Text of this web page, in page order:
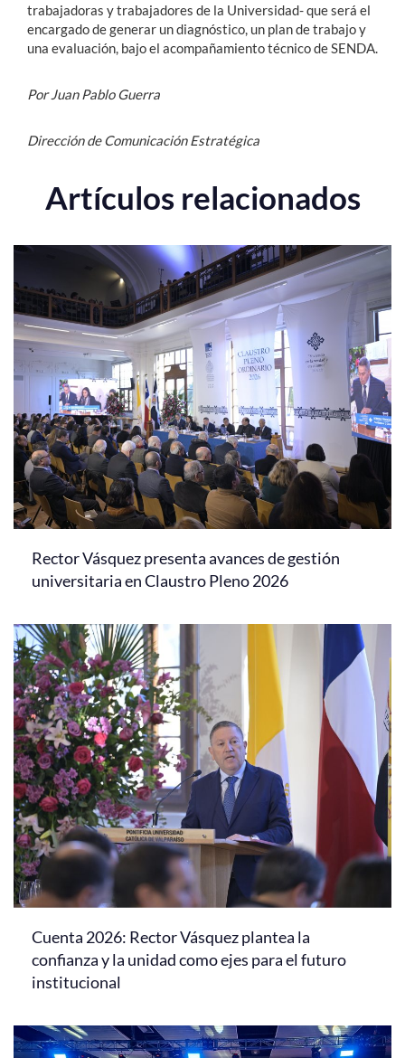
trabajadoras y trabajadores de la Universidad- que será el
encargado de generar un diagnóstico, un plan de trabajo y
una evaluación, bajo el acompañamiento técnico de SENDA.
Por Juan Pablo Guerra
Dirección de Comunicación Estratégica
Artículos relacionados
Rector Vásquez presenta avances de gestión
universitaria en Claustro Pleno 2026
Cuenta 2026: Rector Vásquez plantea la
confianza y la unidad como ejes para el futuro
institucional